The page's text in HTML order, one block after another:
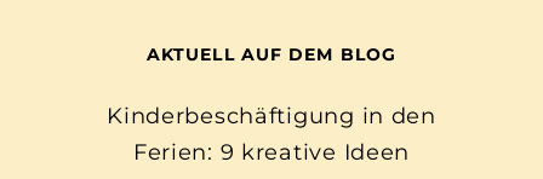
AKTUELL AUF DEM BLOG
Kinderbeschäftigung in den
Ferien: 9 kreative Ideen